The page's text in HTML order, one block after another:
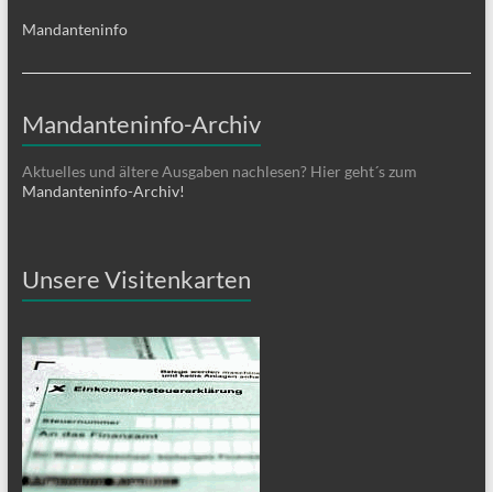
Mandanteninfo
Mandanteninfo-Archiv
Aktuelles und ältere Ausgaben nachlesen? Hier geht´s zum
Mandanteninfo-Archiv!
Unsere Visitenkarten